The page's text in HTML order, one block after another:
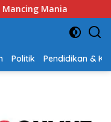
Hari Jadi Kalsel,
Politik Pendidikan &